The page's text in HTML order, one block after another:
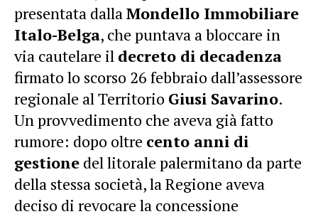
presentata dallaMondello Immobiliare
Italo-Belga, che puntava a bloccare in
via cautelare il decreto di decadenza
firmato lo scorso 26 febbraio dall’assessore
regionale al Territorio Giusi Savarino.
Un provvedimento che aveva già fatto
rumore: dopo oltre cento anni di
gestione del litorale palermitano da parte
della stessa società, la Regione aveva
deciso di revocare la concessione